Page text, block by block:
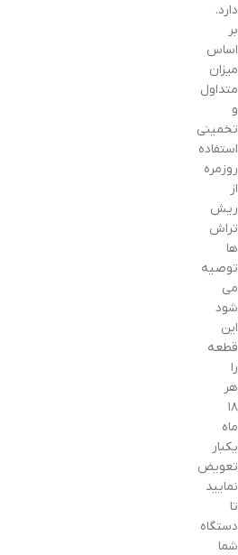
دارد.
بر
اساس
میزان
متداول
و
تخمینی
استفاده
روزمره
از
ریش
تراش
ها
توصیه
می
شود
این
قطعه
را
هر
۱۸
ماه
یکبار
تعویض
نمایید
تا
دستگاه
شما